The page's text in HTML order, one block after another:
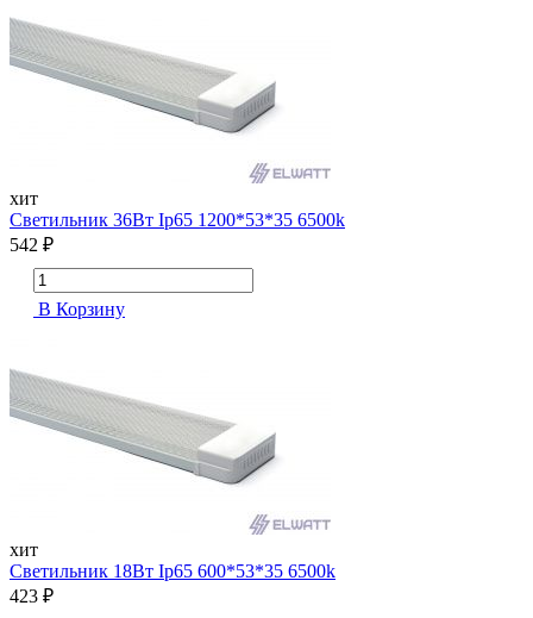
хит
Cветильник 36Вт Ip65 1200*53*35 6500k
542 ₽
В Корзину
хит
Cветильник 18Вт Ip65 600*53*35 6500k
423 ₽